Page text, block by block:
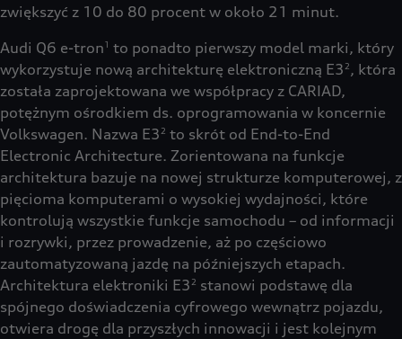
zwiększyć z 10 do 80 procent w około 21 minut.
Audi Q6 e-tron1 to ponadto pierwszy model marki, który
wykorzystuje nową architekturę elektroniczną E3 2 , która
została zaprojektowana we współpracy z CARIAD,
potężnym ośrodkiem ds. oprogramowania w koncernie
Volkswagen. Nazwa E3 2 to skrót od End-to-End
Electronic Architecture. Zorientowana na funkcje
architektura bazuje na nowej strukturze komputerowej, z
pięcioma komputerami o wysokiej wydajności, które
kontrolują wszystkie funkcje samochodu – od informacji
i rozrywki, przez prowadzenie, aż po częściowo
zautomatyzowaną jazdę na późniejszych etapach.
Architektura elektroniki E3 2 stanowi podstawę dla
spójnego doświadczenia cyfrowego wewnątrz pojazdu,
otwiera drogę dla przyszłych innowacji i jest kolejnym